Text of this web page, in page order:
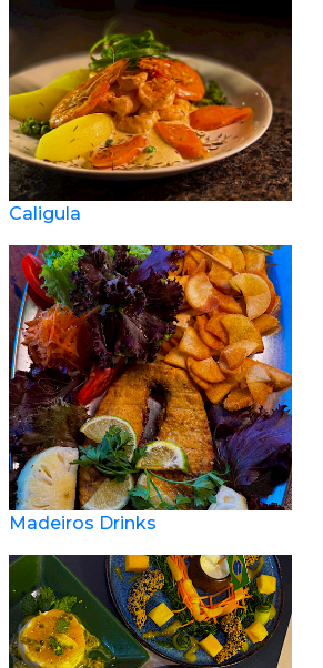
Caligula
Madeiros Drinks